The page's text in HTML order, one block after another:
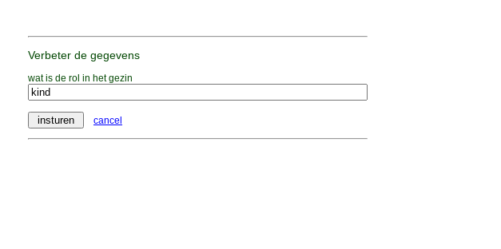
Verbeter de gegevens
wat is de rol in het gezin
cancel